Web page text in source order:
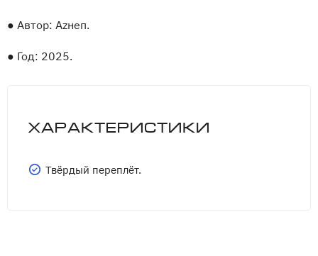
● Автор: Аzнеп.
● Год: 2025.
Характеристики
Твёрдый переплёт.